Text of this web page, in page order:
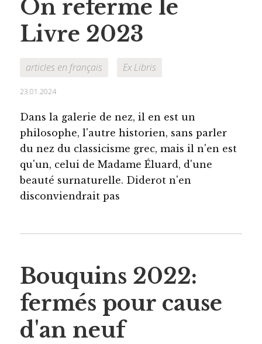
On referme le
Livre 2023
articles en français Ex Libris
23.01.2024
Dans la galerie de nez, il en est un
philosophe, l'autre historien, sans parler
du nez du classicisme grec, mais il n'en est
qu'un, celui de Madame Éluard, d'une
beauté surnaturelle. Diderot n'en
disconviendrait pas
Bouquins 2022:
fermés pour cause
d'an neuf